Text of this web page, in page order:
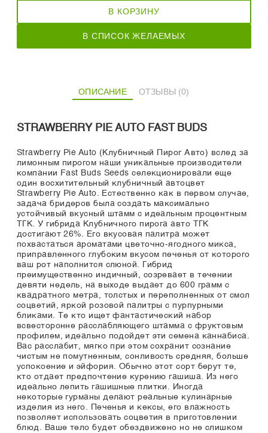
В КОРЗИНУ
В СПИСОК ЖЕЛАЕМЫХ
ОПИСАНИЕ ОТЗЫВЫ (0)
STRAWBERRY PIE AUTO FAST BUDS
Strawberry Pie Auto (Клубничный Пирог Авто) вслед за
лимонным пирогом наши уникальные производители
компании Fast Buds Seeds селекционировали еще
один восхитительный клубничный автоцвет
Strawberry Pie Auto. Естественно как в первом случае,
задача бридеров была создать максимально
устойчивый вкусный штамм с идеальным процентным
ТГК. У гибрида Клубничного пирога авто ТГК
достигают 26%. Его вкусовая палитра может
похвастаться ароматами цветочно-ягодного микса,
приправленного глубоким вкусом печенья от которого
ваш рот наполнится слюной. Гибрид
преимущественно индичный, созревает в течении
девяти недель, на выходе выдает до 600 грамм с
квадратного метра, толстых и переполненных от смол
соцветий, яркой розовой палитры с пурпурными
бликами. Те кто ищет фантастический набор
всвесторонне расслабляющего штамма с фруктовым
профилем, идеально подойдет эти семена каннабиса.
Вас расслабит, мягко при этом сохранит сознание
чистым не помутненным, сонливость средняя, больше
успокоение и эйфория. Обычно этот сорт берут те,
кто отдает предпочтение курению гашиша. Из него
идеально лепить гашишные плитки. Иногда
некоторые гурманы делают реальные кулинарные
изделия из него. Печенья и кексы, его влажность
позволяет использовать соцветия в приготовлении
блюд. Ваше тело будет обездвижено но не слишком